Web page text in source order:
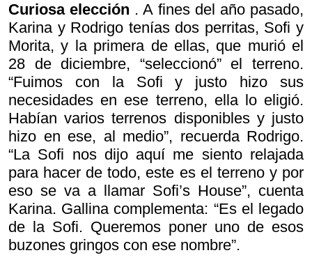
Curiosa elección . A fines del año pasado,
Karina y Rodrigo tenías dos perritas, Sofi y
Morita, y la primera de ellas, que murió el
28 de diciembre, “seleccionó” el terreno.
“Fuimos con la Sofi y justo hizo sus
necesidades en ese terreno, ella lo eligió.
Habían varios terrenos disponibles y justo
hizo en ese, al medio”, recuerda Rodrigo.
“La Sofi nos dijo aquí me siento relajada
para hacer de todo, este es el terreno y por
eso se va a llamar Sofi’s House”, cuenta
Karina. Gallina complementa: “Es el legado
de la Sofi. Queremos poner uno de esos
buzones gringos con ese nombre”.